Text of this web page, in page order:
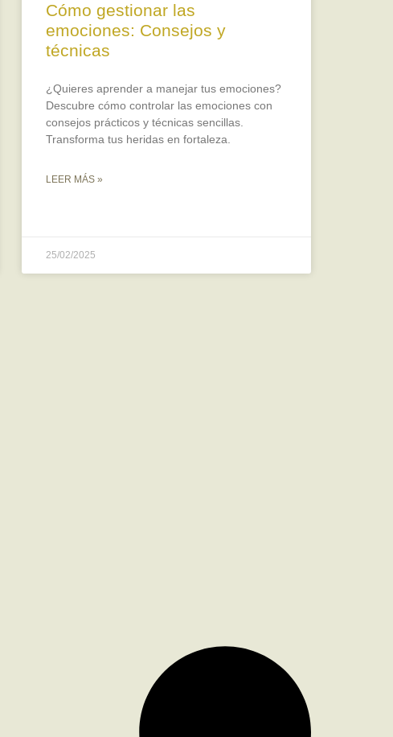
Cómo gestionar las
emociones: Consejos y
técnicas
¿Quieres aprender a manejar tus emociones?
Descubre cómo controlar las emociones con
consejos prácticos y técnicas sencillas.
Transforma tus heridas en fortaleza.
LEER MÁS »
25/02/2025